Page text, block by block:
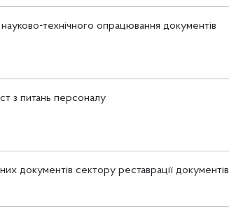
науково-технічного опрацювання документів
з питань персоналу
документів сектору реставрації документів